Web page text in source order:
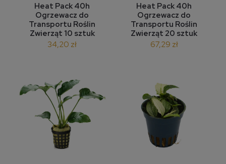
Heat Pack 40h
Ogrzewacz do
Transportu Roślin
Zwierząt 10 sztuk
34,20 zł
Heat Pack 40h
Ogrzewacz do
Transportu Roślin
Zwierząt 20 sztuk
67,29 zł